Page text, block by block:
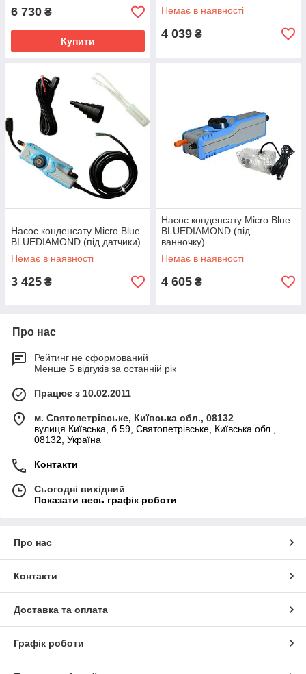
6 730 ₴
Купити
Немає в наявності
4 039 ₴
Насос конденсату Micro Blue
BLUEDIAMOND (під датчики)
Немає в наявності
3 425 ₴
Насос конденсату Micro Blue
BLUEDIAMOND (під
ванночку)
Немає в наявності
4 605 ₴
Про нас
Рейтинг не сформований
Менше 5 відгуків за останній рік
Працює з 10.02.2011
м. Святопетрівське, Київська обл., 08132
вулиця Київська, б.59, Святопетрівське, Київська обл.,
08132, Україна
Контакти
Сьогодні вихідний
Показати весь графік роботи
Про нас
Контакти
Доставка та оплата
Графік роботи